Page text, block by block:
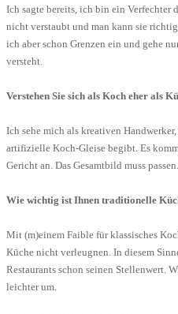
Ich sagte bereits, ich bin ein Verfechter
nicht verstaubt und man kann sie
ich aber schon Grenzen ein und gehe
versteht.
Verstehen Sie sich als Koch eher als
Ich sehe mich als kreativen
artifizielle Koch-Gleise begibt. Es
Gericht an. Das Gesamtbild muss passen.
Wie wichtig ist Ihnen traditionelle
Mit (m)einem Faible für klassisches
Küche nicht verleugnen. In diesem
Restaurants schon seinen Stellenwert.
leichter um.